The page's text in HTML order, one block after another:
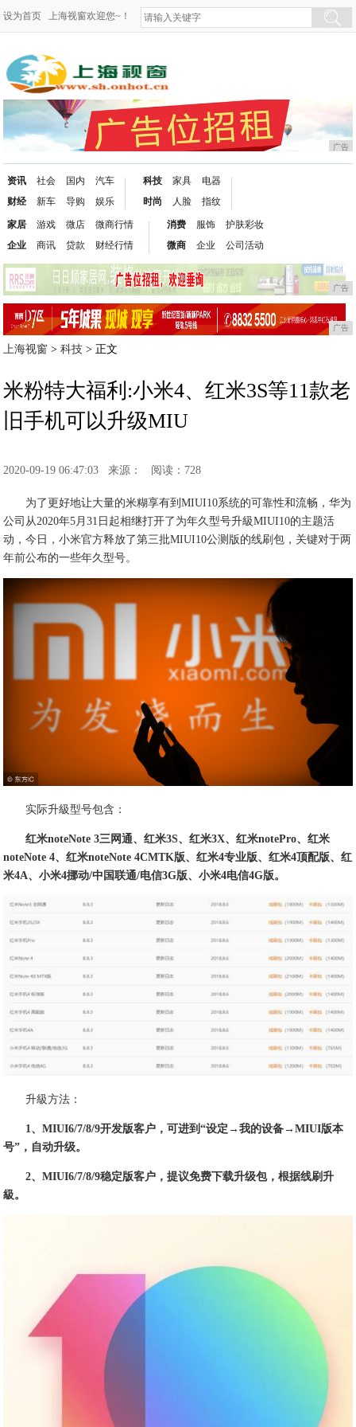
设为首页 上海视窗欢迎您~！
广告
资讯
财经
社会
新车
国内
导购
汽车
娱乐
科技
时尚
家具
人脸
电器
指纹
家居
企业
游戏
商讯
微店
贷款
微商行情
财经行情
消费
微商
服饰
企业
护肤彩妆
公司活动
广告
广告
上海视窗 >科技 > 正文
米粉特大福利:小米4、红米3S等11款老
旧手机可以升级MIU
2020-09-19 06:47:03 来源： 阅读：728
为了更好地让大量的米糊享有到MIUI10系统的可靠性和流畅，华为
公司从2020年5月31日起相继打开了为年久型号升級MIUI10的主题活
动，今日，小米官方释放了第三批MIUI10公测版的线刷包，关键对于两
年前公布的一些年久型号。
实际升級型号包含：
红米noteNote 3三网通、红米3S、红米3X、红米notePro、红米
noteNote 4、红米noteNote 4CMTK版、红米4专业版、红米4顶配版、红
米4A、小米4挪动/中国联通/电信3G版、小米4电信4G版。
升級方法：
1、MIUI6/7/8/9开发版客户，可进到“设定→我的设备→MIUI版本
号”，自动升级。
2、MIUI6/7/8/9稳定版客户，提议免费下载升级包，根据线刷升
級。